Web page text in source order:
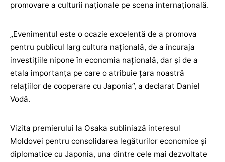
promovare a culturii naționale pe scena internațională.
„Evenimentul este o ocazie excelentă de a promova
pentru publicul larg cultura națională, de a încuraja
investițiile nipone în economia națională, dar și de a
etala importanța pe care o atribuie țara noastră
relațiilor de cooperare cu Japonia”, a declarat Daniel
Vodă.
Vizita premierului la Osaka subliniază interesul
Moldovei pentru consolidarea legăturilor economice și
diplomatice cu Japonia, una dintre cele mai dezvoltate